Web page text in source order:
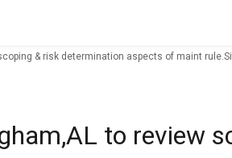
& risk determination aspects of maint
to review